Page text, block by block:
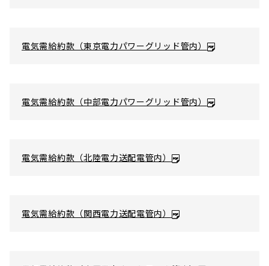
電気需給約款（東京電力パワーグリッド管内）
電気需給約款（中部電力パワーグリッド管内）
電気需給約款（北陸電力送配電管内）
電気需給約款（関西電力送配電管内）